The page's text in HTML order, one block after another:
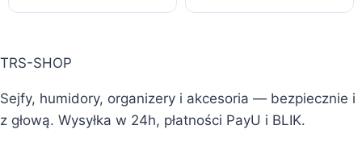
TRS-SHOP
Sejfy, humidory, organizery i akcesoria — bezpiecznie i
z głową. Wysyłka w 24h, płatności PayU i BLIK.